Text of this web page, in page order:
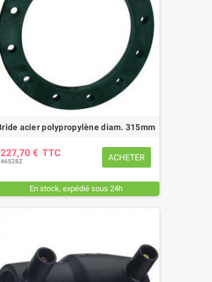
acier polypropylène diam. 315mm
227,70 € TTC
46528Z ACHETER
En stock, expédié sous 24h